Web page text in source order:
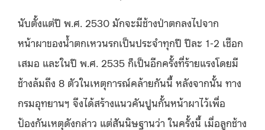
นับตั้งแต่ปี พ.ศ. 2530 มักจะมีช้างป่าตกลงไปจาก
หน้าผาของน้ำตกเหวนรกเป็นประจำทุกปี ปีละ 1-2 เชือก
เสมอ และในปี พ.ศ. 2535 ก็เป็นอีกครั้งที่ร้ายแรงโดยมี
ช้างล้มถึง 8 ตัวในเหตุการณ์คล้ายกันนี้ หลังจากนั้น ทาง
กรมอุทยานฯ จึงได้สร้างแนวคันปูนกั้นหน้าผาไว้เพื่อ
ป้องกันเหตุดังกล่าว แต่สันนิษฐานว่า ในครั้งนี้ เมื่อลูกช้าง